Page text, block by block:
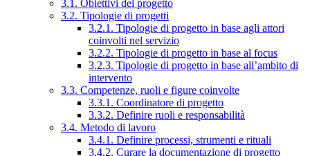
3.1. Obiettivi del progetto
3.2. Tipologie di progetti
3.2.1. Tipologie di progetto in base agli attori
coinvolti nel servizio
3.2.2. Tipologie di progetto in base al focus
3.2.3. Tipologie di progetto in base all’ambito di
intervento
3.3. Competenze, ruoli e figure coinvolte
3.3.1. Coordinatore di progetto
3.3.2. Definire ruoli e responsabilità
3.4. Metodo di lavoro
3.4.1. Definire processi, strumenti e rituali
3.4.2. Curare la documentazione di progetto